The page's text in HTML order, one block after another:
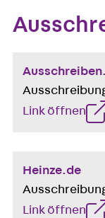
Link öffnen
Heinze.de
Link öffnen